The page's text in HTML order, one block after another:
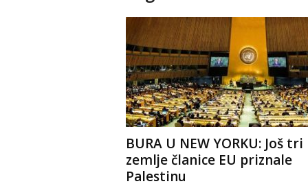
BURA U NEW YORKU: Još tri
zemlje članice EU priznale
Palestinu